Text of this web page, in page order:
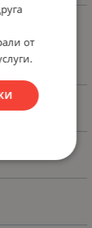
Appropriate
of structured
от